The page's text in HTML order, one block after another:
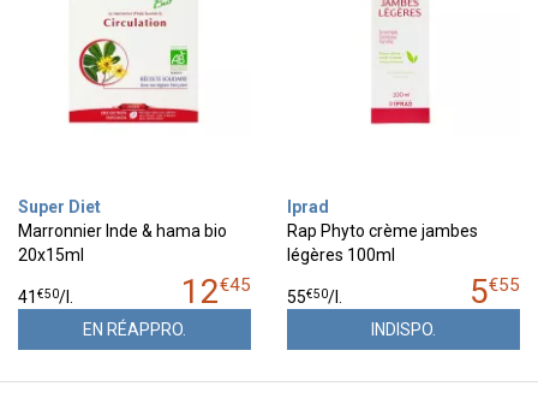
Super Diet
Marronnier Inde & hama bio
20x15ml
12€45
41 €50/l.
EN RÉAPPRO.
Iprad
Rap Phyto crème jambes
légères 100ml
5€55
55€50/l.
INDISPO.